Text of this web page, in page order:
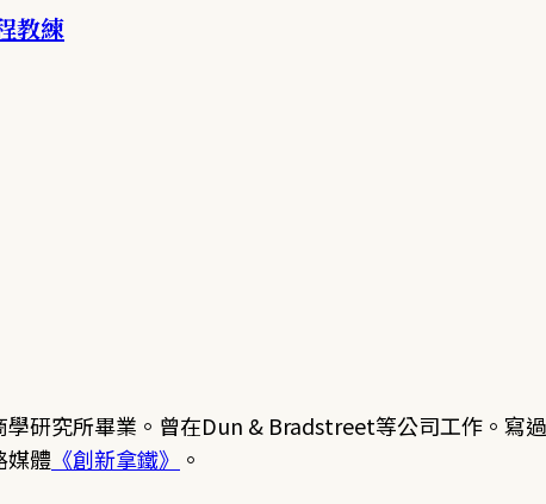
教練
研究所畢業。曾在Dun & Bradstreet等公司工作。寫
媒體 《創新拿鐵》 。